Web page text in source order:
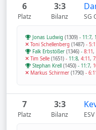
6
Platz
3:3
Bilanz SG
Jonas Ludwig (1309) - 11:7,
Toni Schellenberg (1487) -
Falk Erbstößer (1346) - 8:11,
Tim Selle (1651) - 11:8, 4:11,
Stephan Krell (1450) - 11:7,
Markus Schirmer (1790) -
7
Platz
3:3
Bilanz